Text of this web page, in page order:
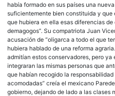
había formado en sus países una
suficientemente bien constituida y que
que hubiera en ella esas diferencias
demagogos”. Su compatriota Juan
acusación de “oligarca a todo el que
hubiera hablado de una reforma
admitían estos conservadores, pero ya
integraran las mismas personas que
que habían recogido la responsabilidad
acomodadas” creía el mexicano
gobierno, dejando de lado a las clases